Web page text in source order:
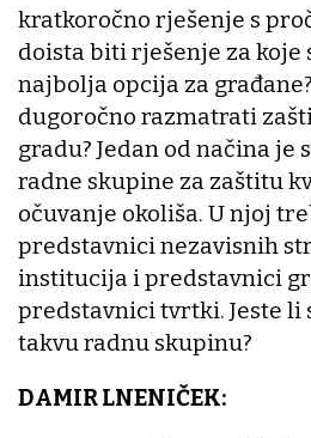
kratkoročno rješenje s
doista biti rješenje za koje
najbolja opcija za
dugoročno razmatrati
gradu? Jedan od načina je
radne skupine za zaštitu
očuvanje okoliša. U njoj
predstavnici nezavisnih
institucija i predstavnici
predstavnici tvrtki. Jeste li
takvu radnu skupinu?
DAMIR LNENIČEK: